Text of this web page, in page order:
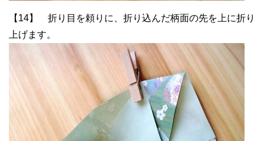
【14】 折り目を頼りに、折り込んだ柄面の先を上に折り
上げます。